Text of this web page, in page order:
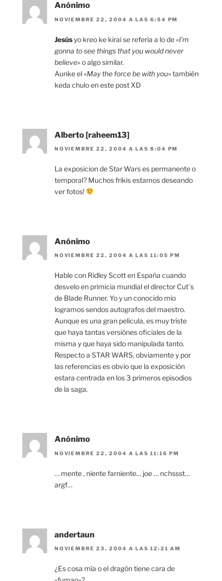
Anónimo
NOVIEMBRE 22, 2004 A LAS 6:54 PM
Jesúsyo kreo ke kirai se referia a lo de «I’m
gonna to see things that you would never
believe» o algo similar.
Aunke el «May the force be with you» también
keda chulo en este post XD
Alberto [raheem13]
NOVIEMBRE 22, 2004 A LAS 8:04 PM
La exposicion de Star Wars es permanente o
temporal? Muchos frikis estamos deseando
ver fotos!
Anónimo
NOVIEMBRE 22, 2004 A LAS 11:05 PM
Hable con Ridley Scott en España cuando
desvelo en primicia mundial el director Cut´s
de Blade Runner. Yo y un conocido mio
logramos sendos autografos del maestro.
Aunque es una gran pelicula, es muy triste
que haya tantas versiónes oficiales de la
misma y que haya sido manipulada tanto.
Respecto a STAR WARS, obviamente y por
las referencias es obvio que la exposición
estara centrada en los 3 primeros episodios
de la saga.
Anónimo
NOVIEMBRE 22, 2004 A LAS 11:16 PM
… mente , niente farniente… joe … nchssst…
argf…
andertaun
NOVIEMBRE 23, 2004 A LAS 12:21 AM
¿Es cosa mía o el dragón tiene cara de